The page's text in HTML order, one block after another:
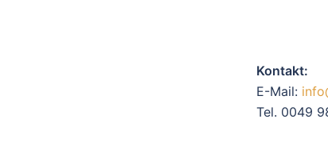
Kontakt:
E-Mail:
Tel. 0049